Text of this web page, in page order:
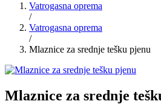
Vatrogasna oprema
/
Vatrogasna oprema
/
Mlaznice za srednje tešku pjenu
Mlaznice za srednje